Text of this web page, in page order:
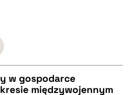
w gospodarce
międzywojennym